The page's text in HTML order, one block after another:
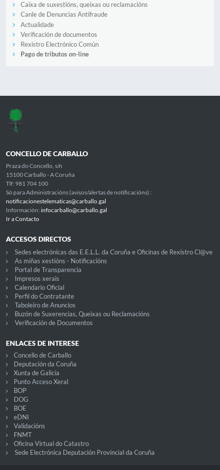
Caixa de suxestións, queixas ou reclamacións
Canle de Denuncias Antifraude
Actualidade
Verificación de documentos
Rexistro Electrónico Común
Pago de tributos on-line
CONCELLO DE CARBALLO
Praza do Concello, s/n
15100 Carballo - A Coruña
Tlf: 981 704 100
Só para Administracións (avisos/alertas de notificacións) :
notificacionestelematicas@carballo.gal
Información: infocarballo@carballo.gal
Ir a Contacto
ACCESOS DIRECTOS
Sedes electrónicas das E.E.L.L. da Coruña e Oficinas de Rexistro Cl@ve
As miñas xestións - Notificacións
Portal de Transparencia
Impresos xerais
Calendario Oficial
Perfil do Contratante
Taboleiro de Anuncios
Buzón de Suxerencias, Queixas ou Reclamacións
Verificación de Documentos
ENLACES DE INTERESE
Concello de Carballo
Deputación da Coruña
Xunta de Galicia
Punto Acceso Xeral
BOP
DOG
BOE
eDNI
Validacións
FNMT
Oficina Virtual do Catastro
Sede Electrónica Deputación Provincial da Coruña